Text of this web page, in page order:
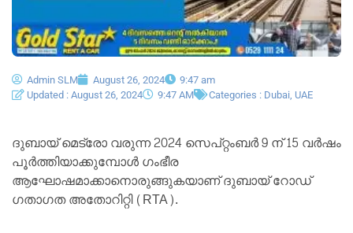
Admin SLM August 26, 2024
9:47 am
Updated : August 26, 2024
9:47 AM Categories : Dubai UAE
ദുബായ് മെട്രോ വരുന്ന 2024 സെപ്റ്റംബർ 9 ന് 15 വർഷം
പൂർത്തിയാക്കുമ്പോൾ ഗംഭീര
ആഘോഷമാക്കാനൊരുങ്ങുകയാണ് ദുബായ് റോഡ്
ഗതാഗത അതോറിറ്റി (RTA).